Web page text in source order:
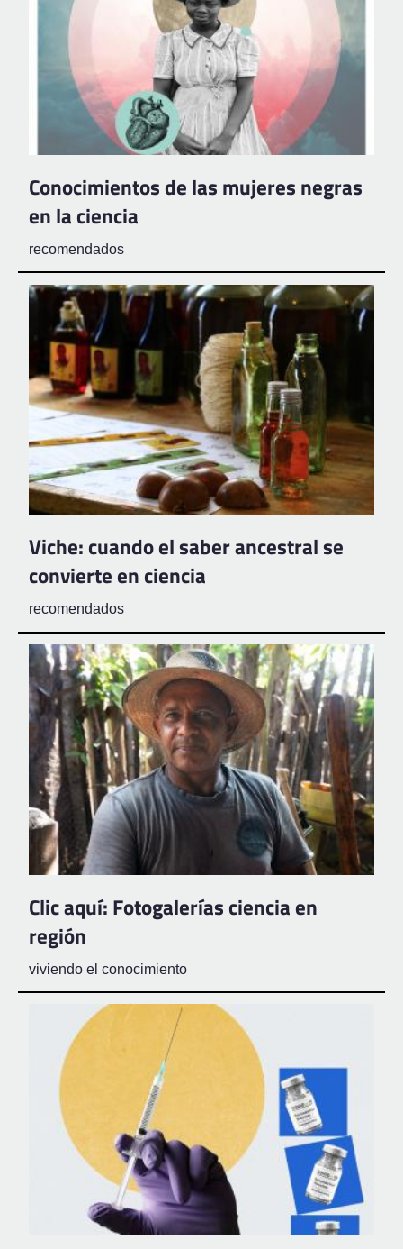
Conocimientos de las mujeres negras
en la ciencia
recomendados
Viche: cuando el saber ancestral se
convierte en ciencia
recomendados
Clic aquí: Fotogalerías ciencia en
región
viviendo el conocimiento